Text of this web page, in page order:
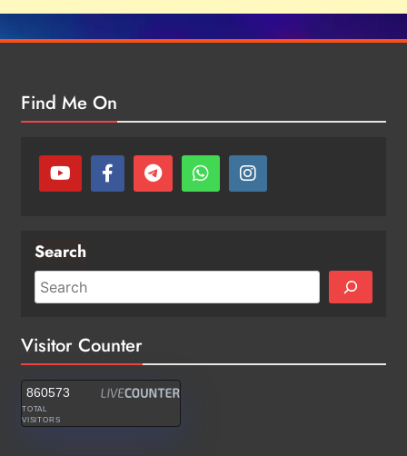
Find Me On
Search
Visitor Counter
860573
TOTAL
VISITORS